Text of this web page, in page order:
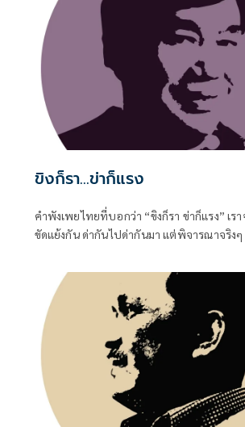
ขิงก็รา...ข่าก็แรง
คำพังเพยไทยที่บอกว่า “ขิงก็รา ข่าก็แรง” เร
ขัดแย้งกัน ด่ากันไปด่ากันมา แต่พิจารณาจริงๆ
หลายอย่างที่ไม่ดี